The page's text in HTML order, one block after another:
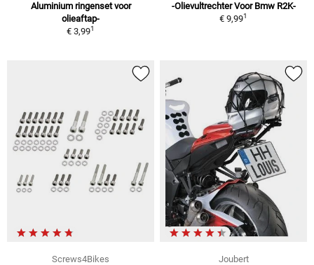
Aluminium ringenset voor
olieaftap-
€ 3,991
-Olievultrechter Voor Bmw R2K-
€ 9,991
Screws4Bikes
Joubert